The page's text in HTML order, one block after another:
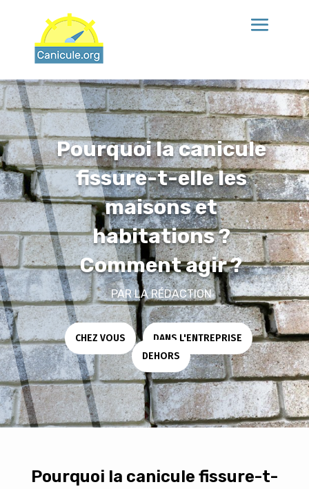
Pourquoi la canicule
fissure-t-elle les
maisons et
habitations ?
Comment agir ?
PARLA RÉDACTION
CHEZ VOUS | DANS L'ENTREPRISE
|
DEHORS
Pourquoi la canicule fissure-t-